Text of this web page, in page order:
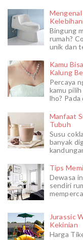
Bingung
rumah?
unik dan
Kamu
Kalung
Percaya
kamu
lho?
Manfaat
Tubuh
Susu
banyak
Tips
Dewasa
sendiri
Jurassic
Kekinian
Harga